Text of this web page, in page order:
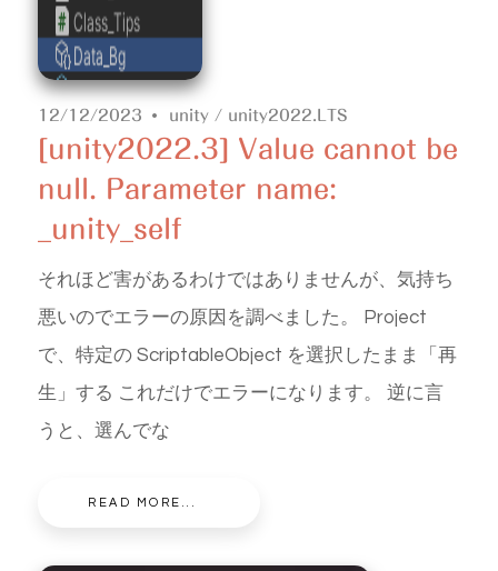
12/12/2023 unity / unity2022.LTS
[unity2022.3] Value cannot be
null. Parameter name:
_unity_self
それほど害があるわけではありませんが、気持ち
悪いのでエラーの原因を調べました。 Project
で、特定の ScriptableObject を選択したまま「再
生」する これだけでエラーになります。 逆に言
うと、選んでな
READ MORE...